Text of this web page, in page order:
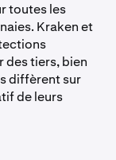
toutes les
Kraken et
des tiers, bien
diffèrent sur
de leurs